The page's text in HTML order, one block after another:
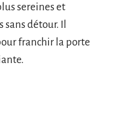
sereines et
détour. Il
franchir la porte